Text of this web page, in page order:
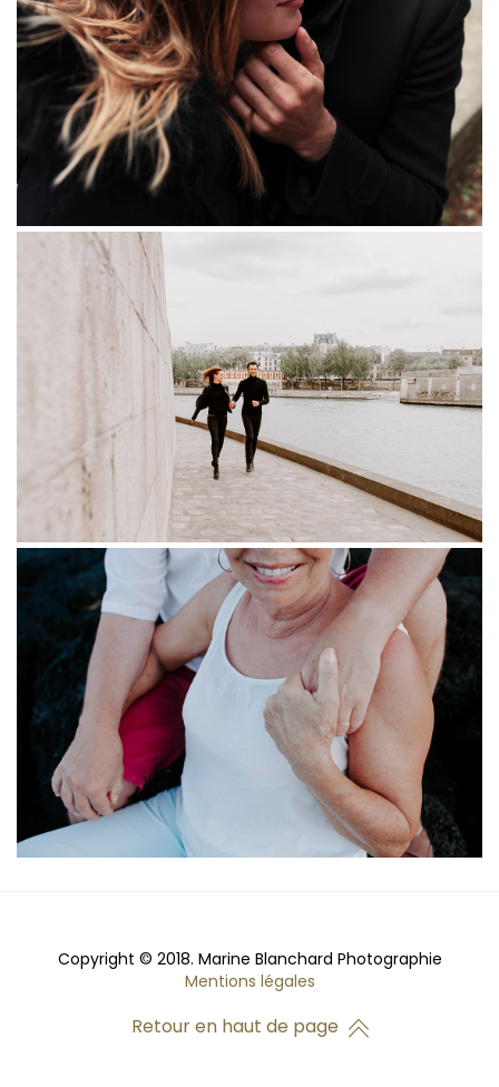
Copyright © 2018. Marine Blanchard Photographie
Mentions légales
Retour en haut de page